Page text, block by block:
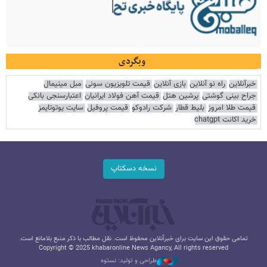
وبگردی
خبرآنلاین راه نو آنلاین بازی آنلاین قیمت تلویزیون سونی مبل مینیمال
جراح بینی گوشتی پرشین هتل قیمت آهن فولاد ایرانیان اعتبارسنجی بانکی
قیمت طلا امروز بلیط قطار شرکت رادوکو قیمت پروفیل سایت یوتوتایمز
خرید اکانت chatgpt
نسخه دسکتاپ
تمامی حقوق این سایت برای خبرآنلاین محفوظ است. نقل مطالب با ذکر منبع بلامانع است.
Copyright © 2025 khabaronline News Agancy, All rights reserved
طراحی و تولید: نستوه